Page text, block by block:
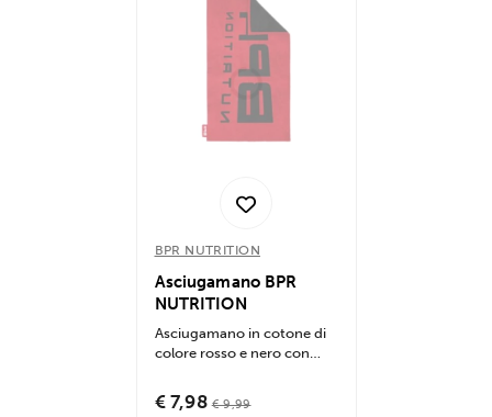
BPR NUTRITION
Asciugamano BPR
NUTRITION
Asciugamano in cotone di
colore rosso e nero con
Dimensioni:...
€ 7,98 € 9,99